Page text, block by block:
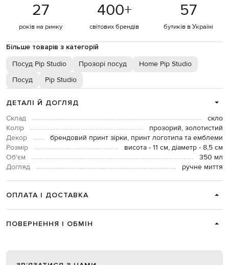
27
років на ринку
400+
світових брендів
57
бутиків в Україні
Більше товарів з категорій
Посуд Pip Studio Прозорі посуд
Home Pip Studio
Посуд
Pip Studio
ДЕТАЛІ Й ДОГЛЯД
Склад
скло
Колір
прозорий, золотистий
Декор
брендовий принт зірки, принт логотипа та емблеми
Розмір
висота - 11 см, діаметр - 8,5 см
Об'єм
350 мл
Догляд
ручне миття
ОПЛАТА І ДОСТАВКА
ПОВЕРНЕННЯ І ОБМІН